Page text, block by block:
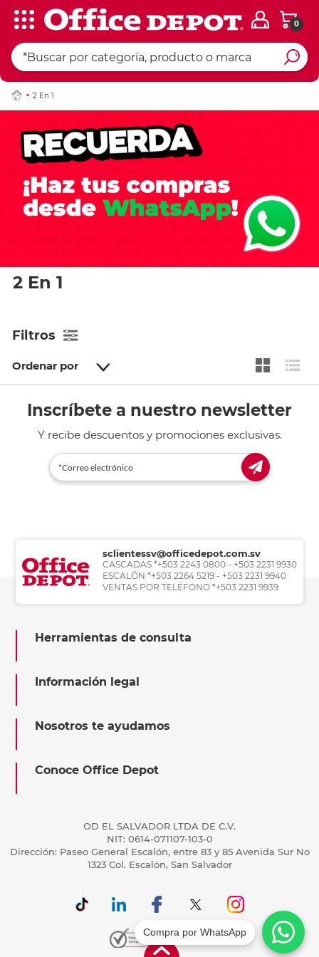
0
2 En 1
2 En 1
Filtros
Ordenar por
Inscríbete a nuestro newsletter
Y recibe descuentos y promociones exclusivas.
sclientessv@officedepot.com.sv
CASCADAS *+503 2243 0800 - +503 2231 9930
ESCALÓN *+503 2264 5219 - +503 2231 9940
VENTAS POR TELÉFONO *+503 2231 9939
Herramientas de consulta
Información legal
Nosotros te ayudamos
Conoce Office Depot
OD EL SALVADOR LTDA DE C.V.
NIT: 0614-071107-103-0
Dirección: Paseo General Escalón, entre 83 y 85 Avenida Sur No
1323 Col. Escalón, San Salvador
Compra por WhatsApp